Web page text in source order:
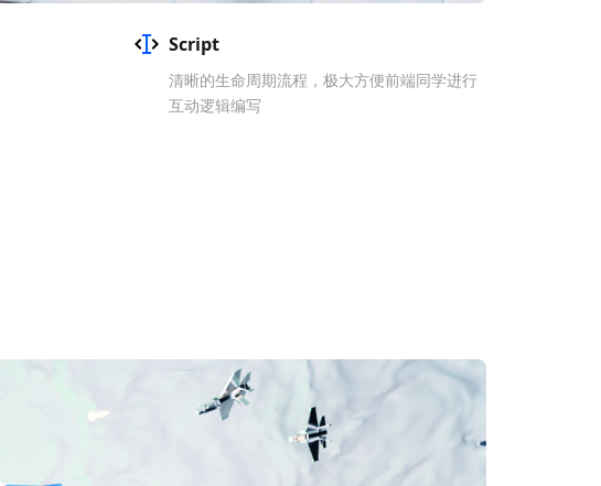
Script
清晰的生命周期流程，极大方便前端同学进行
互动逻辑编写